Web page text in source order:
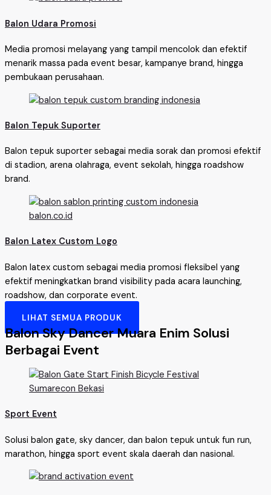
Balon Udara Promosi
Media promosi melayang yang tampil mencolok dan efektif
menarik massa pada event besar, kampanye brand, hingga
pembukaan perusahaan.
Balon Tepuk Suporter
Balon tepuk suporter sebagai media sorak dan promosi efektif
di stadion, arena olahraga, event sekolah, hingga roadshow
brand.
Balon Latex Custom Logo
Balon latex custom sebagai media promosi fleksibel yang
efektif meningkatkan brand visibility pada acara launching,
roadshow, dan corporate event.
LIHAT SEMUA PRODUK
Balon Sky Dancer Muara Enim Solusi
Berbagai Event
Sport Event
Solusi balon gate, sky dancer, dan balon tepuk untuk fun run,
marathon, hingga sport event skala daerah dan nasional.